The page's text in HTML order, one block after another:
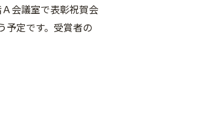
会議室で表彰祝賀会
予定です。受賞者の